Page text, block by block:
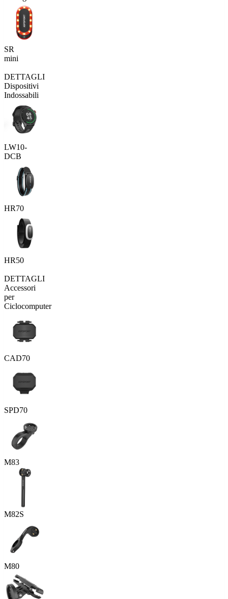
SR
mini
DETTAGLI
Dispositivi
Indossabili
LW10-
DCB
HR70
HR50
DETTAGLI
Accessori
per
Ciclocomputer
CAD70
SPD70
M83
M82S
M80